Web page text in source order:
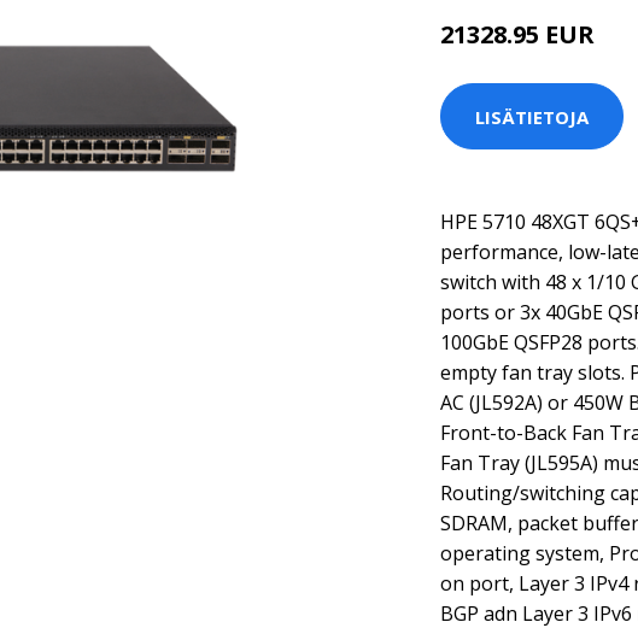
21328.95 EUR
LISÄTIETOJA
HPE 5710 48XGT
performance, low-
switch with 48 x 1/10
ports or 3x 40GbE
100GbE QSFP28
empty fan tray slots.
AC (JL592A) or 450W
Front-to-Back Fan
Fan Tray (JL595A)
Routing/switching
SDRAM, packet
operating system,
on port, Layer 3 IPv4
BGP adn Layer 3